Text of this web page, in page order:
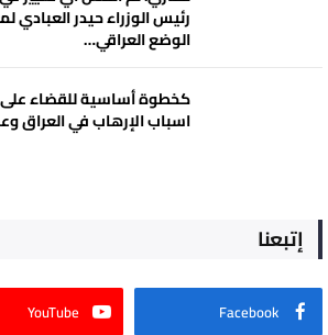
رئيس الوزراء حيدر العبادي
الوضع العراقي…
كخطوة أساسية للقضاء
اسباب الإرهاب في العراق
إتبعنا
Facebook
YouTube